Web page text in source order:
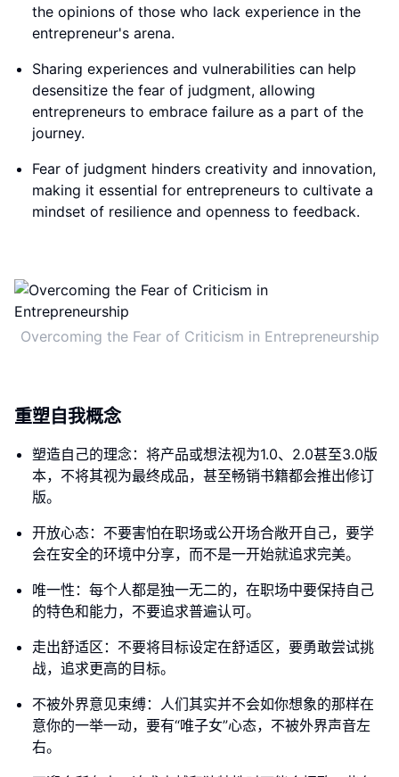
the opinions of those who lack experience in the
entrepreneur's arena.
Sharing experiences and vulnerabilities can help
desensitize the fear of judgment, allowing
entrepreneurs to embrace failure as a part of the
journey.
Fear of judgment hinders creativity and innovation,
making it essential for entrepreneurs to cultivate a
mindset of resilience and openness to feedback.
Overcoming the Fear of Criticism in Entrepreneurship
重塑自我概念
塑造自己的理念：将产品或想法视为1.0、2.0甚至3.0版
本，不将其视为最终成品，甚至畅销书籍都会推出修订
版。
开放心态：不要害怕在职场或公开场合敞开自己，要学
会在安全的环境中分享，而不是一开始就追求完美。
唯一性：每个人都是独一无二的，在职场中要保持自己
的特色和能力，不要追求普遍认可。
走出舒适区：不要将目标设定在舒适区，要勇敢尝试挑
战，追求更高的目标。
不被外界意见束缚：人们其实并不会如你想象的那样在
意你的一举一动，要有“唯子女”心态，不被外界声音左
右。